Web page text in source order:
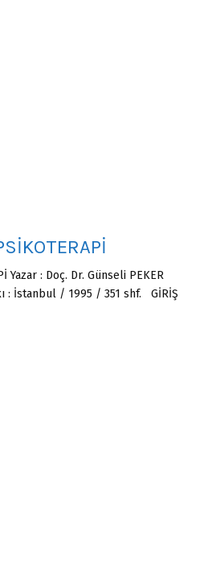
Yazar : Doç. Dr. Günseli PEKER
: İstanbul / 1995 / 351 shf. GİRİŞ